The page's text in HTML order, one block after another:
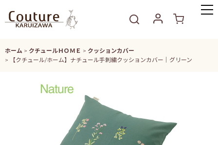
ホーム > クチュールＨＯＭＥ > クッションカバー
>
【クチュール/ホーム】ナチュール手刺繍クッションカバー｜グリーン